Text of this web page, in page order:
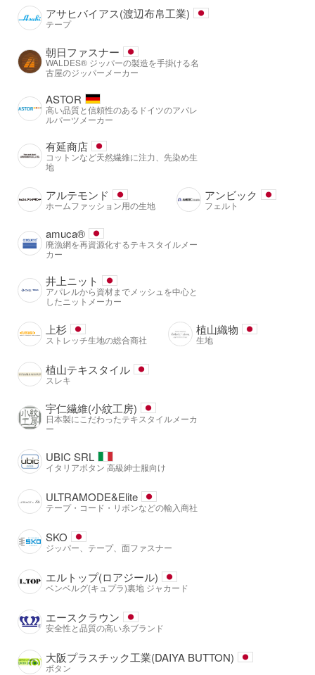
アサヒバイアス(渡辺布帛工業)
テープ
朝日ファスナー
WALDES® ジッパーの製造を手掛ける名
古屋のジッパーメーカー
ASTOR
高い品質と信頼性のあるドイツのアパレ
ルパーツメーカー
有延商店
コットンなど天然繊維に注力、先染め生
地
アルテモンド
ホームファッション用の生地
アンビック
フェルト
amuca®️
廃漁網を再資源化するテキスタイルメー
カー
井上ニット
アパレルから資材までメッシュを中心と
したニットメーカー
上杉
ストレッチ生地の総合商社
植山織物
生地
植山テキスタイル
スレキ
宇仁繊維(小紋工房)
日本製にこだわったテキスタイルメーカ
ー
UBIC SRL
イタリアボタン 高級紳士服向け
ULTRAMODE&Elite
テープ・コード・リボンなどの輸入商社
SKO
ジッパー、テープ、面ファスナー
エルトップ(ロアジール)
ベンベルグ(キュプラ)裏地 ジャカード
エースクラウン
安全性と品質の高い糸ブランド
大阪プラスチック工業(DAIYA BUTTON)
ボタン